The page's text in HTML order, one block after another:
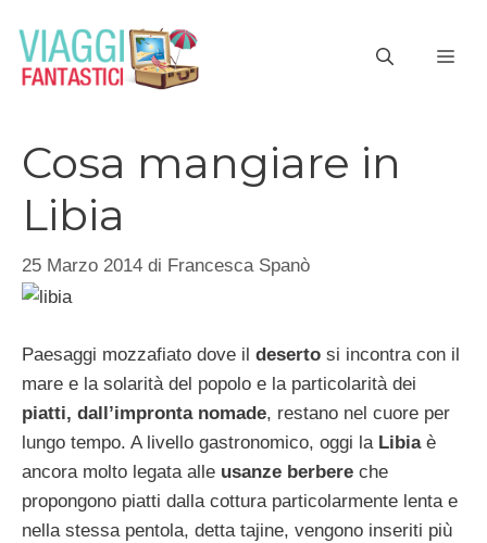
contenuto
Cosa mangiare in
Libia
25 Marzo 2014 di Francesca Spanò
Paesaggi mozzafiato dove il deserto si incontra con il
mare e la solarità del popolo e la particolarità dei
piatti, dall’impronta nomade, restano nel cuore per
lungo tempo. A livello gastronomico, oggi la Libiaè
ancora molto legata alle usanze berbere che
propongono piatti dalla cottura particolarmente lenta e
nella stessa pentola, detta tajine, vengono inseriti più